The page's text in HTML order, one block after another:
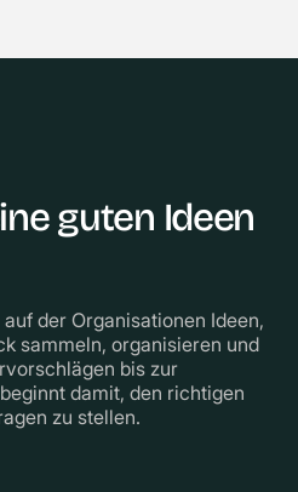
guten Ideen
der Organisationen Ideen,
sammeln, organisieren und
bis zur
damit, den richtigen
zu stellen.